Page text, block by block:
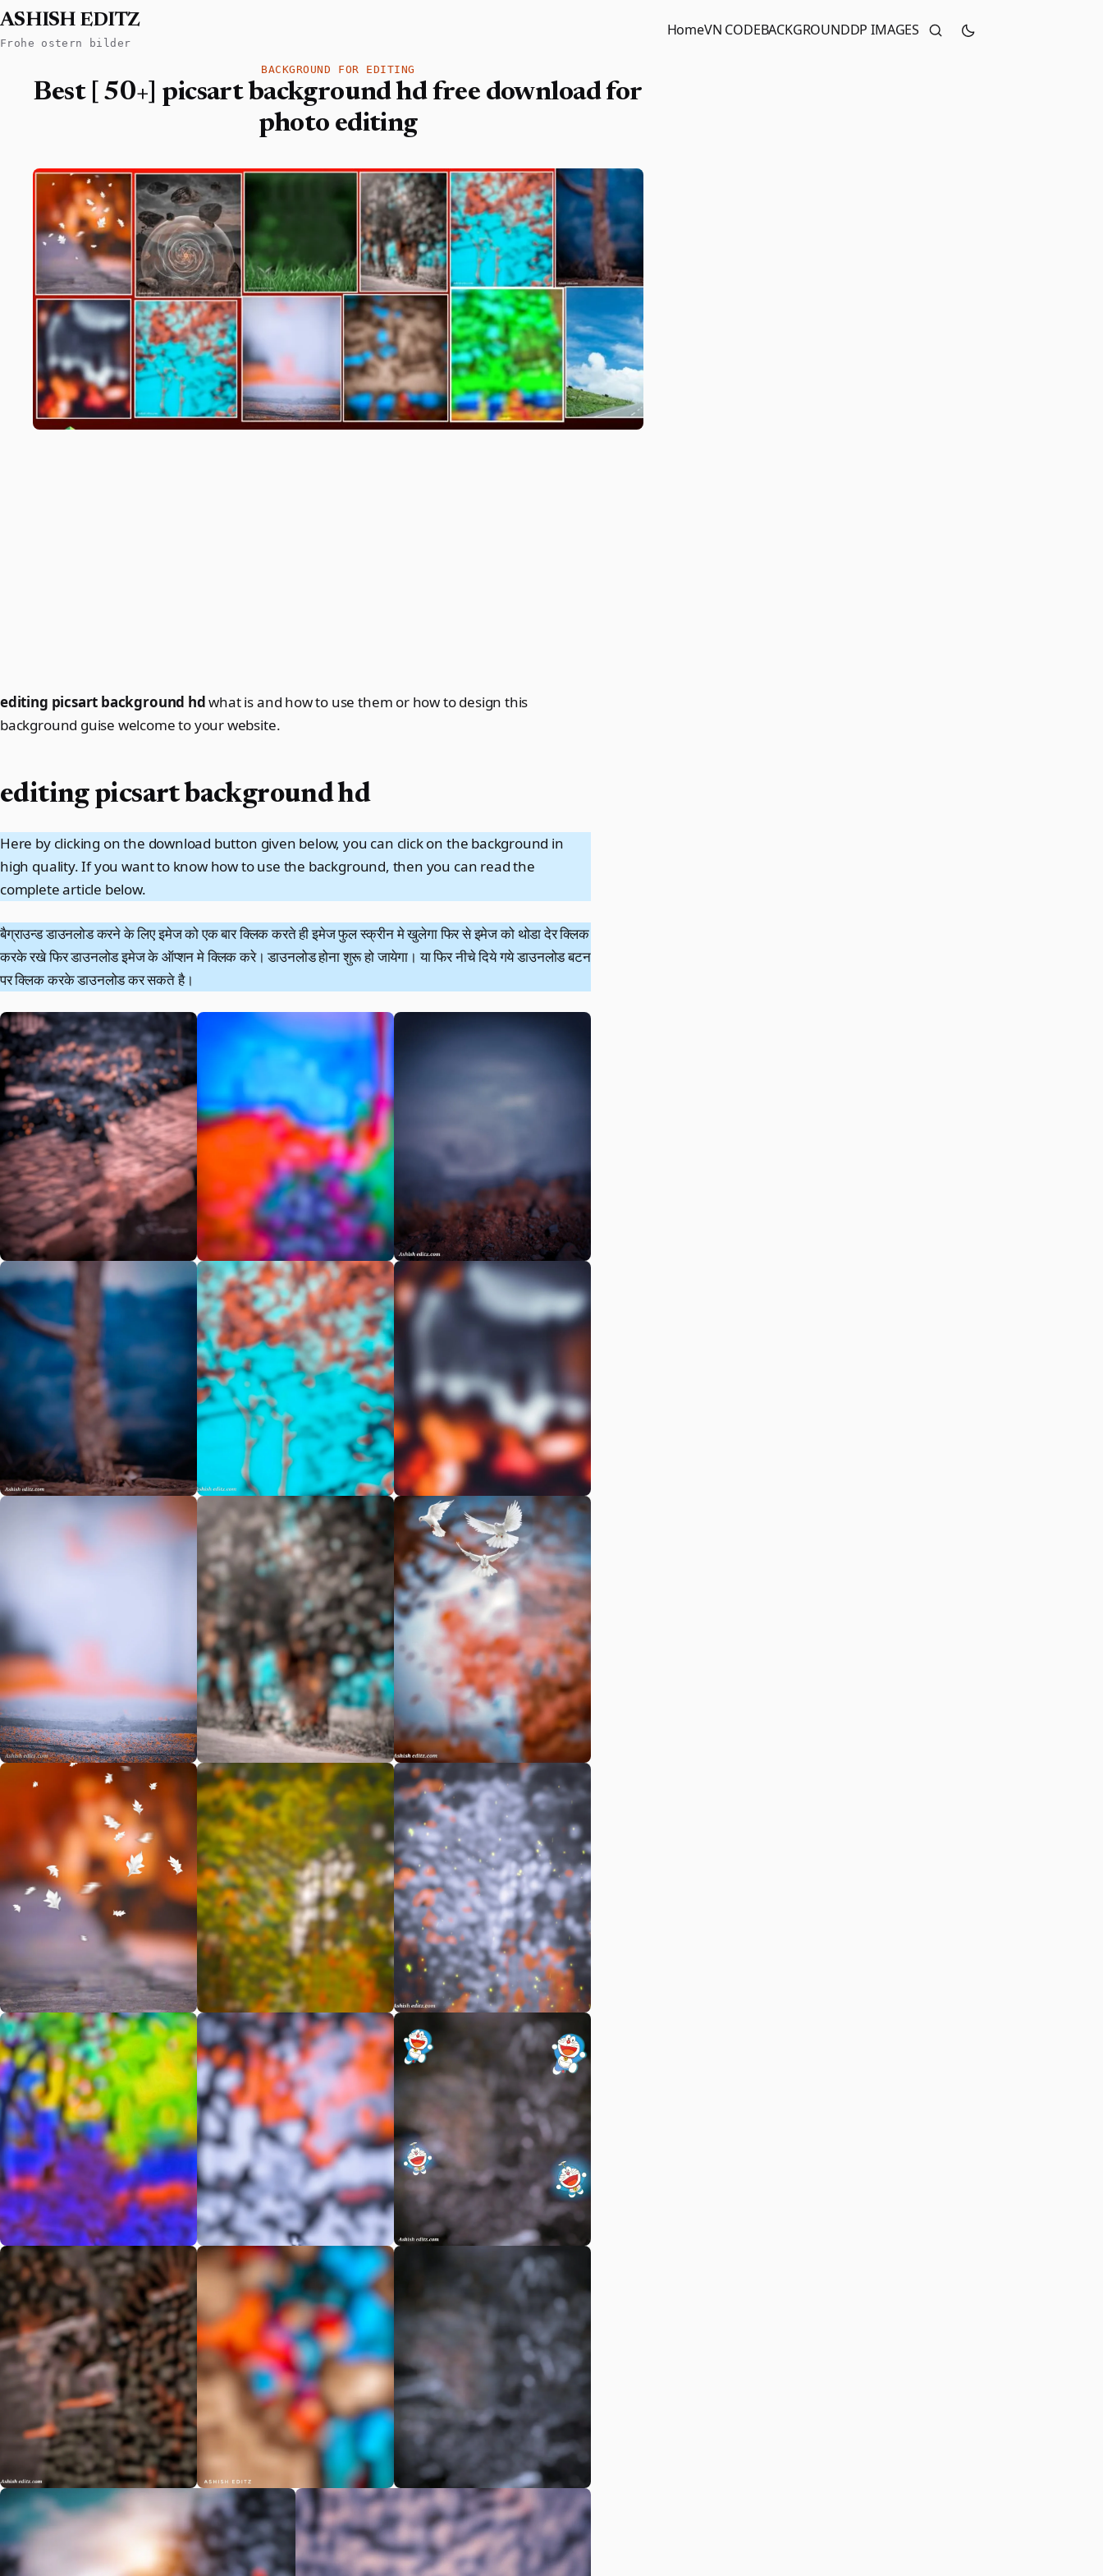
ASHISH EDITZ
Frohe ostern bilder
HomeVN CODEBACKGROUNDDP IMAGES
BACKGROUND FOR EDITING
Best [ 50+] picsart background hd free download for
photo editing
editing picsart background hdwhat is and how to use them or how to design this
background guise welcome to your website.
editing picsart background hd
Here by clicking on the download button given below, you can click on the background in
high quality. If you want to know how to use the background, then you can read the
complete article below.
बैग्राउन्ड डाउनलोड करने के लिए इमेज को एक बार क्लिक करते ही इमेज फुल स्क्रीन मे खुलेगा फिर से इमेज को थोडा देर क्लिक
करके रखे फिर डाउनलोड इमेज के ऑप्शन मे क्लिक करे। डाउनलोड होना शुरू हो जायेगा। या फिर नीचे दिये गये डाउनलोड बटन
पर क्लिक करके डाउनलोड कर सकते है।